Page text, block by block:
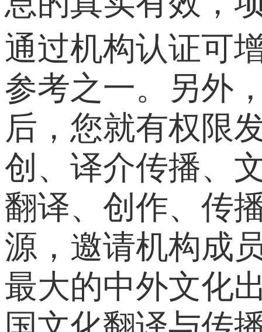
通过机构认证可
参考之一。另外
后，您就有权限
创、译介传播、
翻译、创作、传
源，邀请机构成
最大的中外文化